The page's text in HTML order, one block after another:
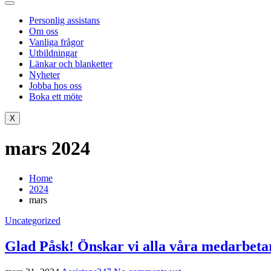
Personlig assistans
Om oss
Vanliga frågor
Utbildningar
Länkar och blanketter
Nyheter
Jobba hos oss
Boka ett möte
X
mars 2024
Home
2024
mars
Uncategorized
Glad Påsk! Önskar vi alla våra